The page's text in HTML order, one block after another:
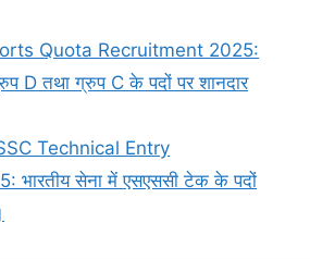
Quota Recruitment 2025:
D तथा ग्रुप C के पदों पर शानदार
Technical Entry
भारतीय सेना में एसएससी टेक के पदों